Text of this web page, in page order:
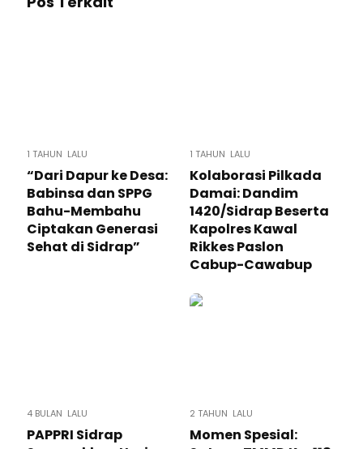
1 TAHUN LALU
“Dari Dapur ke Desa:
Babinsa dan SPPG
Bahu-Membahu
Ciptakan Generasi
Sehat di Sidrap”
1 TAHUN LALU
Kolaborasi Pilkada
Damai: Dandim
1420/Sidrap Beserta
Kapolres Kawal
Rikkes Paslon
Cabup-Cawabup
4 BULAN LALU
PAPPRI Sidrap
2 TAHUN LALU
Momen Spesial: